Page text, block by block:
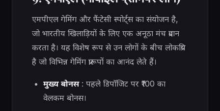
एमपीएल गेमिंग और फैंटेसी स्पोर्ट्स का संयोजन है,
जो भारतीय खिलाड़ियों के लिए एक अनूठा मंच प्रदान
करता है। यह विशेष रूप से उन लोगों के बीच लोकप्रिय
है जो विभिन्न गेमिंग प्रारूपों का आनंद लेते हैं।
मुख्य बोनस: पहले डिपॉजिट पर ₹100 का
वेलकम बोनस।